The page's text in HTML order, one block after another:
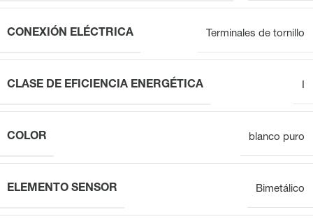
CONEXIÓN ELÉCTRICA Terminales de tornillo
CLASE DE EFICIENCIA ENERGÉTICA
COLOR blanco puro
ELEMENTO SENSOR Bimetálico